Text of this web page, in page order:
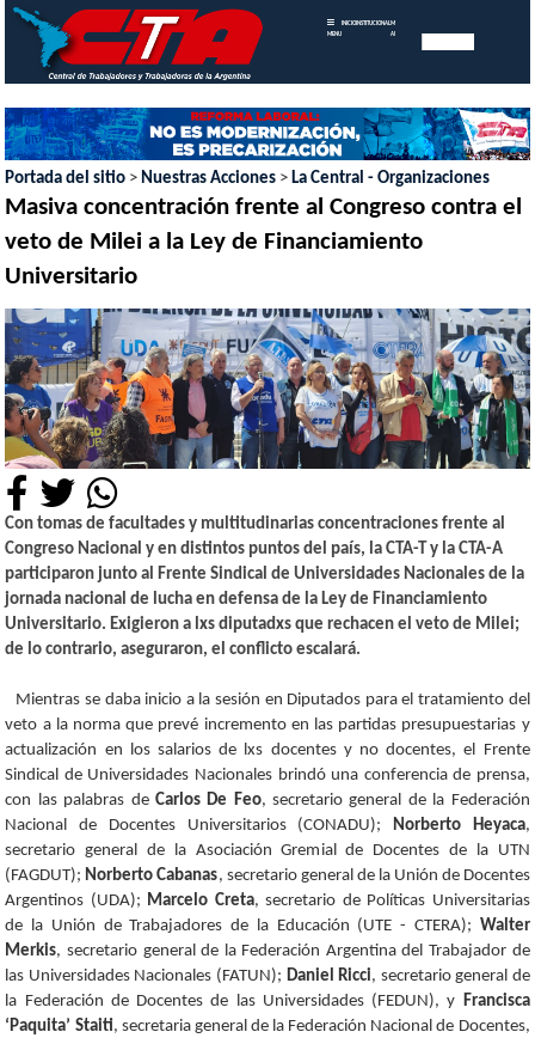
MENU
INICIOINSTITUCIONAL MEMORIAS
ANUALES
Portada del sitio > Nuestras Acciones > La Central - Organizaciones
Masiva concentración frente al Congreso contra el
veto de Milei a la Ley de Financiamiento
Universitario
Con tomas de facultades y multitudinarias concentraciones frente al
Congreso Nacional y en distintos puntos del país, la CTA-T y la CTA-A
participaron junto al Frente Sindical de Universidades Nacionales de la
jornada nacional de lucha en defensa de la Ley de Financiamiento
Universitario. Exigieron a lxs diputadxs que rechacen el veto de Milei;
de lo contrario, aseguraron, el conflicto escalará.
Mientras se daba inicio a la sesión en Diputados para el tratamiento del
veto a la norma que prevé incremento en las partidas presupuestarias y
actualización en los salarios de lxs docentes y no docentes, el Frente
Sindical de Universidades Nacionales brindó una conferencia de prensa,
con las palabras de Carlos De Feo, secretario general de la Federación
Nacional de Docentes Universitarios (CONADU); Norberto Heyaca,
secretario general de la Asociación Gremial de Docentes de la UTN
(FAGDUT); Norberto Cabanas, secretario general de la Unión de Docentes
Argentinos (UDA); Marcelo Creta, secretario de Políticas Universitarias
de la Unión de Trabajadores de la Educación (UTE - CTERA); Walter
Merkis, secretario general de la Federación Argentina del Trabajador de
las Universidades Nacionales (FATUN); Daniel Ricci, secretario general de
la Federación de Docentes de las Universidades (FEDUN), y Francisca
‘Paquita’ Staiti, secretaria general de la Federación Nacional de Docentes,